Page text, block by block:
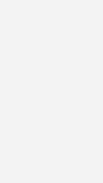
Niederlassung Rostock
zum Ende des Jahres 2021 in